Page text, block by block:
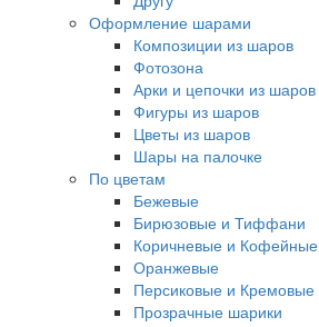
Оформление шарами
Композиции из шаров
Фотозона
Арки и цепочки из шаров
Фигуры из шаров
Цветы из шаров
Шары на палочке
По цветам
Бежевые
Бирюзовые и Тиффани
Коричневые и Кофейные
Оранжевые
Персиковые и Кремовые
Прозрачные шарики